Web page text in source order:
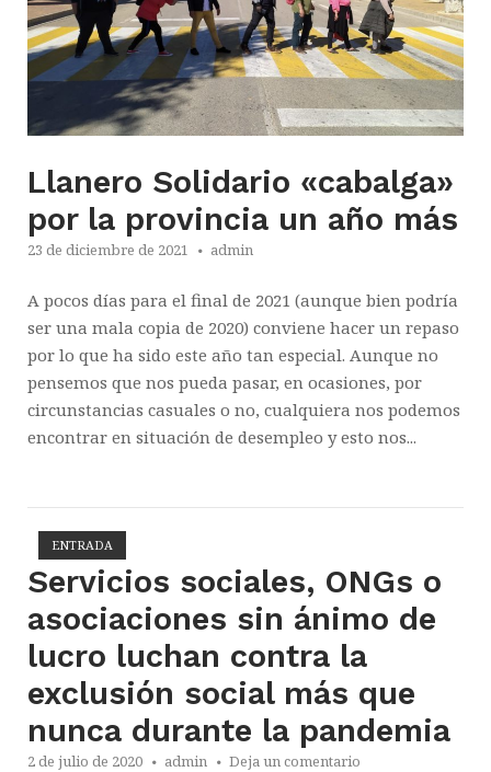
Llanero Solidario «cabalga»
por la provincia un año más
23 de diciembre de 2021 admin
A pocos días para el final de 2021 (aunque bien podría
ser una mala copia de 2020) conviene hacer un repaso
por lo que ha sido este año tan especial. Aunque no
pensemos que nos pueda pasar, en ocasiones, por
circunstancias casuales o no, cualquiera nos podemos
encontrar en situación de desempleo y esto nos...
ENTRADA
Servicios sociales, ONGs o
asociaciones sin ánimo de
lucro luchan contra la
exclusión social más que
nunca durante la pandemia
2 de julio de 2020 admin Deja un comentario